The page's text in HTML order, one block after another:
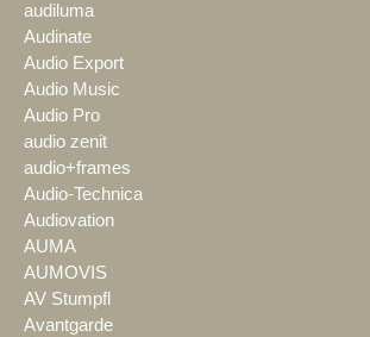
audiluma
Audinate
Audio Export
Audio Music
Audio Pro
audio zenit
audio+frames
Audio-Technica
Audiovation
AUMA
AUMOVIS
AV Stumpfl
Avantgarde